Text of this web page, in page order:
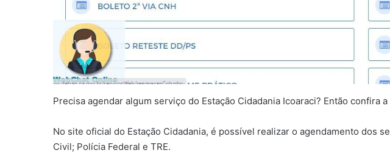
Precisa agendar algum serviço do Estação Cidadania Icoaraci? Então confira
No site oficial do Estação Cidadania, é possível realizar o agendamento dos
Civil; Polícia Federal e TRE.